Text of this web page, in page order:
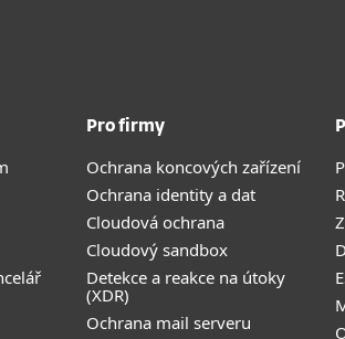
Pro firmy
Ochrana koncových zařízení
Ochrana identity a dat
Cloudová ochrana
Cloudový sandbox
Detekce a reakce na útoky
(XDR)
Ochrana mail serveru